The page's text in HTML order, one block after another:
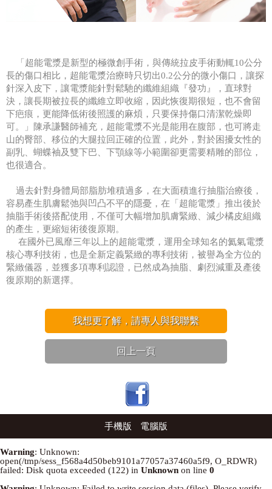
「超能電漿是新型的極微創手術，與傳統拉皮手術動輒10公分
長的傷口相比，超能電漿治療時只切出0.2公分的微小傷口，讓探
針深入皮下，讓電漿能針對鬆馳的纖維組織『發功』，直球對
決，讓長期被拉長的纖維立即收縮，因此恢復期很短，也不會留
下疤痕，更能降低術後照護的麻煩，只要保持傷口清潔乾燥即
可。」陳承謙醫師補充，超能電漿不光是能用在腹部，也可將走
山的臀部、移位的大腿拉回正確的位置，此外，對於困擾女性的
副乳、蝴蝶袖及雙下巴、下顎線等小範圍卻更需要精雕的部位，
也很適合。
過去針對身體局部脂肪堆積過多，在大面積進行抽脂治療後，
容易產生肌膚鬆弛與凹凸不平的隱憂，在「超能電漿」推出後於
抽脂手術後搭配使用，不僅可大幅增加肌膚緊緻、減少橘皮組織
的產生，更縮短術後復原期。
在國外已風靡三年以上的超能電漿，運用全球知名的氦氣電漿
核心專利技術，也是全新定義緊緻的專利技術，被譽為全方位的
緊緻儀器，並獲多項專利認證，已然成為抽脂、劇烈減重及產後
復原期的新選擇。
我想更了解，請專人與我聯繫
回上一頁
手機版 電腦版
Warning: Unknown:
open(/tmp/sess_f568a4d50beb9101a77057a37460a5f9, O_RDWR)
failed: Disk quota exceeded (122) in Unknown on line 0